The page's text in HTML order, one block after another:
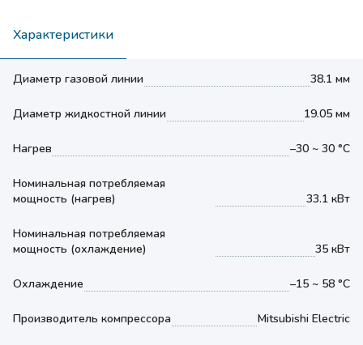
Характеристики
Диаметр газовой линии 38.1 мм
Диаметр жидкостной линии 19.05 мм
Нагрев –30 ~ 30 °С
Номинальная потребляемая
мощность (нагрев)
33.1 кВт
Номинальная потребляемая
мощность (охлаждение)
35 кВт
Охлаждение –15 ~ 58 °С
Производитель компрессора Mitsubishi Electric